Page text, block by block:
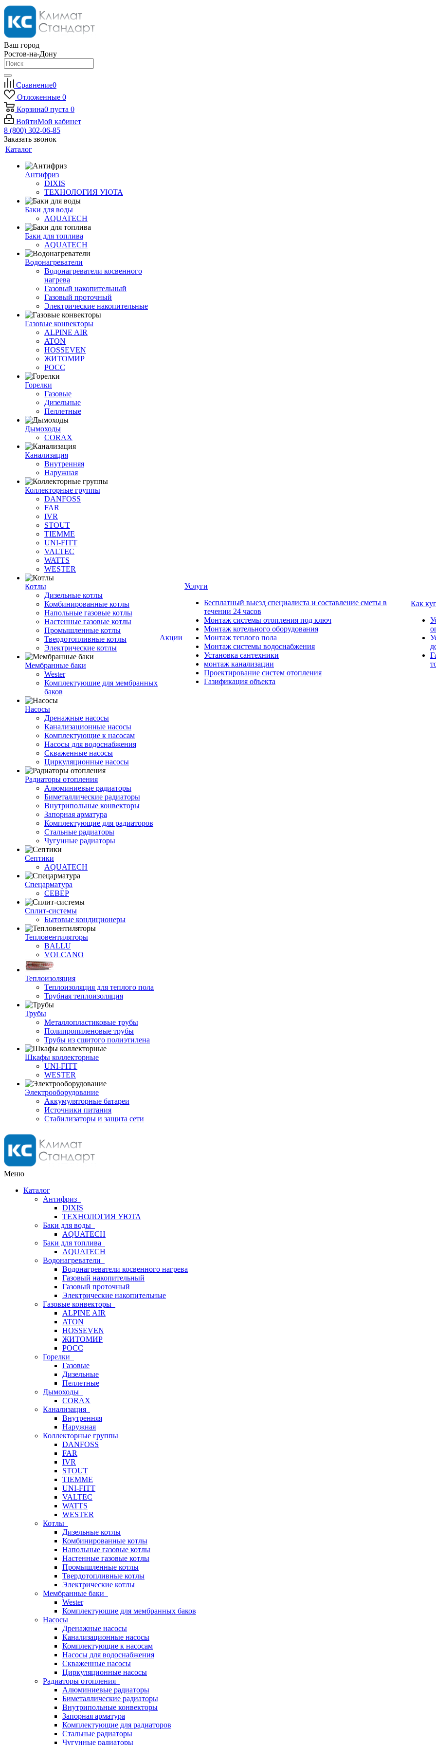
Ваш город
Ростов-на-Дону
Сравнение0
Отложенные 0
Корзина0 пуста 0
ВойтиМой кабинет
8 (800) 302-06-85
Заказать звонок
Каталог
Антифриз
DIXIS
ТЕХНОЛОГИЯ УЮТА
Баки для воды
AQUATECH
Баки для топлива
AQUATECH
Водонагреватели
Водонагреватели косвенного
нагрева
Газовый накопительный
Газовый проточный
Электрические накопительные
Газовые конвекторы
ALPINE AIR
ATON
HOSSEVEN
ЖИТОМИР
РОСС
Горелки
Газовые
Дизельные
Пеллетные
Дымоходы
CORAX
Канализация
Внутренняя
Наружная
Коллекторные группы
DANFOSS
FAR
IVR
STOUT
TIEMME
UNI-FITT
VALTEC
WATTS
WESTER
Котлы
Дизельные котлы
Комбинированные котлы
Напольные газовые котлы
Настенные газовые котлы
Промышленные котлы
Твердотопливные котлы
Электрические котлы
Мембранные баки
Wester
Комплектуюшие для мембранных
баков
Насосы
Дренажные насосы
Канализационные насосы
Комплектующие к насосам
Насосы для водоснабжения
Скваженные насосы
Циркуляционные насосы
Радиаторы отопления
Алюминиевые радиаторы
Биметаллические радиаторы
Внутрипольные конвекторы
Запорная арматура
Комплектующие для радиаторов
Стальные радиаторы
Чугунные радиаторы
Септики
AQUATECH
Спецарматура
СЕВЕР
Сплит-системы
Бытовые кондиционеры
Тепловентиляторы
BALLU
VOLCANO
Теплоизоляция
Теплоизоляция для теплого пола
Трубная теплоизоляция
Трубы
Металлопластиковые трубы
Полипропиленовые трубы
Трубы из сшитого полиэтилена
Шкафы коллекторные
UNI-FITT
WESTER
Электрооборудование
Аккумуляторные батареи
Источники питания
Стабилизаторы и защита сети
Акции
Услуги
Бесплатный выезд специалиста и составление сметы в
течении 24 часов
Монтаж системы отопления под ключ
Монтаж котельного оборудования
Монтаж теплого пола
Монтаж системы водоснабжения
Установка сантехники
монтаж канализации
Проектирование систем отопления
Газификация объекта
Как
Меню
Каталог
Антифриз
DIXIS
ТЕХНОЛОГИЯ УЮТА
Баки для воды
AQUATECH
Баки для топлива
AQUATECH
Водонагреватели
Водонагреватели косвенного нагрева
Газовый накопительный
Газовый проточный
Электрические накопительные
Газовые конвекторы
ALPINE AIR
ATON
HOSSEVEN
ЖИТОМИР
РОСС
Горелки
Газовые
Дизельные
Пеллетные
Дымоходы
CORAX
Канализация
Внутренняя
Наружная
Коллекторные группы
DANFOSS
FAR
IVR
STOUT
TIEMME
UNI-FITT
VALTEC
WATTS
WESTER
Котлы
Дизельные котлы
Комбинированные котлы
Напольные газовые котлы
Настенные газовые котлы
Промышленные котлы
Твердотопливные котлы
Электрические котлы
Мембранные баки
Wester
Комплектуюшие для мембранных баков
Насосы
Дренажные насосы
Канализационные насосы
Комплектующие к насосам
Насосы для водоснабжения
Скваженные насосы
Циркуляционные насосы
Радиаторы отопления
Алюминиевые радиаторы
Биметаллические радиаторы
Внутрипольные конвекторы
Запорная арматура
Комплектующие для радиаторов
Стальные радиаторы
Чугунные радиаторы